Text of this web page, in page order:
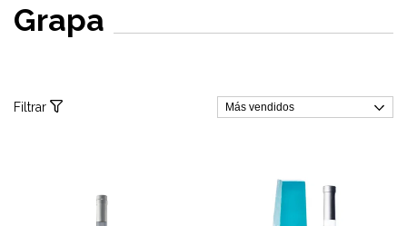
Grapa
Filtrar